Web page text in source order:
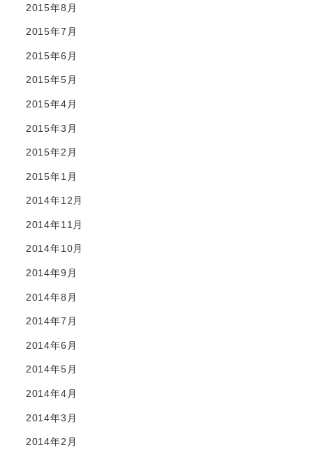
2015年8月
2015年7月
2015年6月
2015年5月
2015年4月
2015年3月
2015年2月
2015年1月
2014年12月
2014年11月
2014年10月
2014年9月
2014年8月
2014年7月
2014年6月
2014年5月
2014年4月
2014年3月
2014年2月